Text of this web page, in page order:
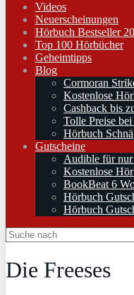
Videos
Neuerscheinungen
Hörbuch Bestseller
Top 100 Hörbücher
Geheimtipps
Blog
Cormoran
Kostenlose
Cashback bis
Tolle Preise
Hörbuch
Gutscheine
Audible für
Kostenlose
BookBeat 6
Hörbuch
Hörbuch
Die Freeses